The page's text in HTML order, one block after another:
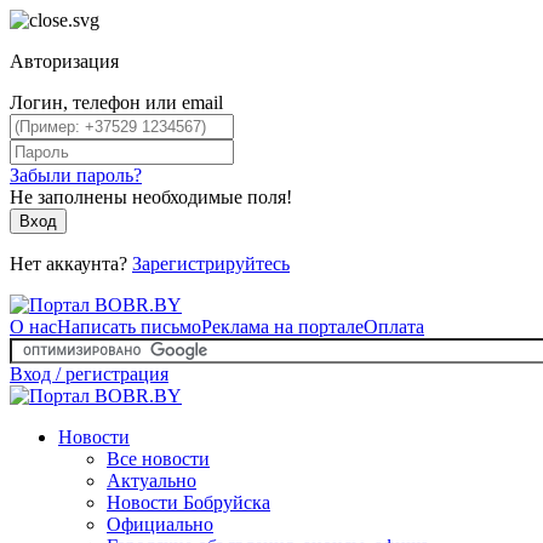
Авторизация
Логин, телефон или email
Забыли пароль?
Не заполнены необходимые поля!
Вход
Нет аккаунта? Зарегистрируйтесь
О насНаписать письмоРеклама на порталеОплата
Вход / регистрация
Новости
Все новости
Актуально
Новости Бобруйска
Официально